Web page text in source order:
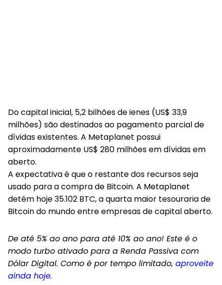
Do capital inicial, 5,2 bilhões de ienes (US$ 33,9
milhões) são destinados ao pagamento parcial de
dívidas existentes. A Metaplanet possui
aproximadamente US$ 280 milhões em dívidas em
aberto.
A expectativa é que o restante dos recursos seja
usado para a compra de Bitcoin. A Metaplanet
detém hoje 35.102 BTC, a quarta maior tesouraria de
Bitcoin do mundo entre empresas de capital aberto.
De até 5% ao ano para até 10% ao ano! Este é o
modo turbo ativado para a Renda Passiva com
Dólar Digital. Como é por tempo limitado, aproveite
ainda hoje.